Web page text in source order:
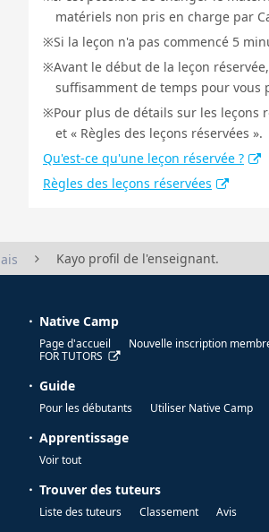
matériels non pris en charge par
Si la leçon n'a pas commencé 5
Avant le début de la leçon
suffisamment de temps pour vous
Pour plus de détails sur les leçons
et « Règles des leçons réservées ».
Qu'est-ce qu'une leçon réservée ?
Règles des leçons réservées
Kayo profil de l'enseignant.
Native Camp
Page d'accueil Nouvelle inscription
FOR TUTORS
Guide
Pour les débutants Utiliser Native Camp
Apprentissage
Voir tout
Trouver des tuteurs
Liste des tuteurs Classement Avis